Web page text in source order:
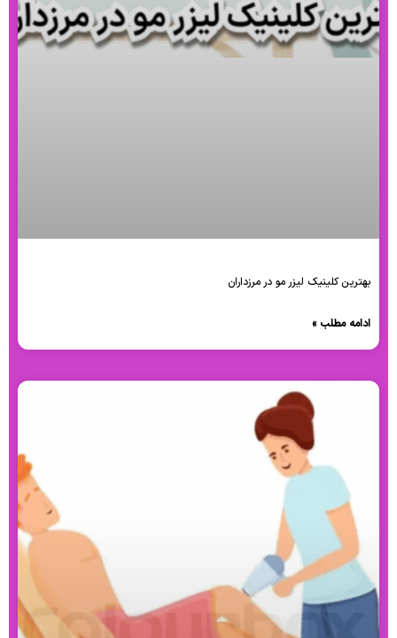
بهترین کلینیک لیزر مو در مرزداران
ادامه مطلب »